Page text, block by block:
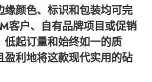
颜色、标识和包装均可完
客户、自有品牌项目或促销
起订量和始终如一的质
利地将这款现代实用的砧